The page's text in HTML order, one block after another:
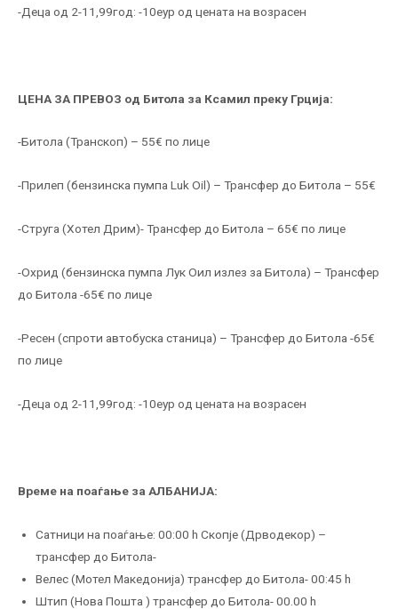
-Деца од 2-11,99год: -10еур од цената на возрасен
ЦЕНА ЗА ПРЕВОЗ од Битола за Ксамил преку Грција:
-Битола (Транскоп) – 55€ по лице
-Прилеп (бензинска пумпа Luk Oil) – Трансфер до Битола – 55€
-Струга (Хотел Дрим)- Трансфер до Битола – 65€ по лице
-Охрид (бензинска пумпа Лук Оил излез за Битола) – Трансфер
до Битола -65€ по лице
-Ресен (спроти автобуска станица) – Трансфер до Битола -65€
по лице
-Деца од 2-11,99год: -10еур од цената на возрасен
Време на поаѓање за АЛБАНИЈА:
Сатници на поаѓање: 00:00 h Скопје (Дрводекор) –
трансфер до Битола-
Велес (Мотел Македонија) трансфер до Битола- 00:45 h
Штип (Нова Пошта ) трансфер до Битола- 00.00 h